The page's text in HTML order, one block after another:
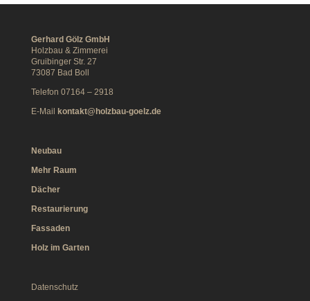
Gerhard Gölz GmbH
Holzbau & Zimmerei
Gruibinger Str. 27
73087 Bad Boll
Telefon 07164 – 2918
E-Mail
kontakt@holzbau-goelz.de
Neubau
Mehr Raum
Dächer
Restaurierung
Fassaden
Holz im Garten
Datenschutz